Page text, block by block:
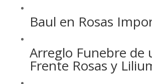
Baul en Rosas
Arreglo Funebre de
Frente Rosas y